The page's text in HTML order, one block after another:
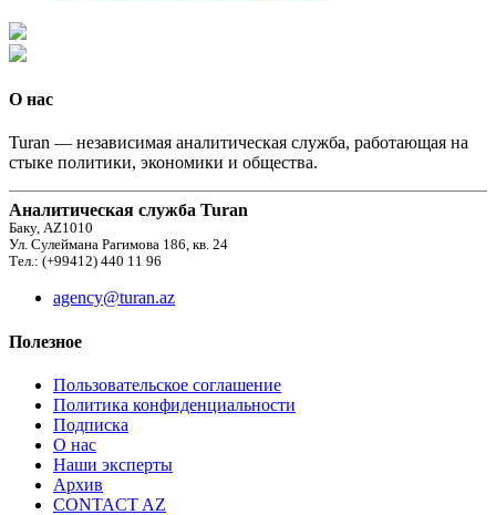
О нас
Turan — независимая аналитическая служба, работающая на
стыке политики, экономики и общества.
Аналитическая служба Turan
Баку, AZ1010
Ул. Сулеймана Рагимова 186, кв. 24
Тел.: (+99412) 440 11 96
agency@turan.az
Полезное
Пользовательское соглашение
Политика конфиденциальности
Подписка
О нас
Наши эксперты
Архив
CONTACT AZ